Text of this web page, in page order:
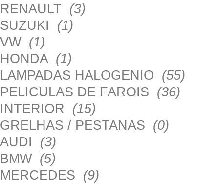
RENAULT (3)
SUZUKI (1)
VW (1)
HONDA (1)
LAMPADAS HALOGENIO (55)
PELICULAS DE FAROIS (36)
INTERIOR (15)
GRELHAS / PESTANAS (0)
AUDI (3)
BMW (5)
MERCEDES (9)